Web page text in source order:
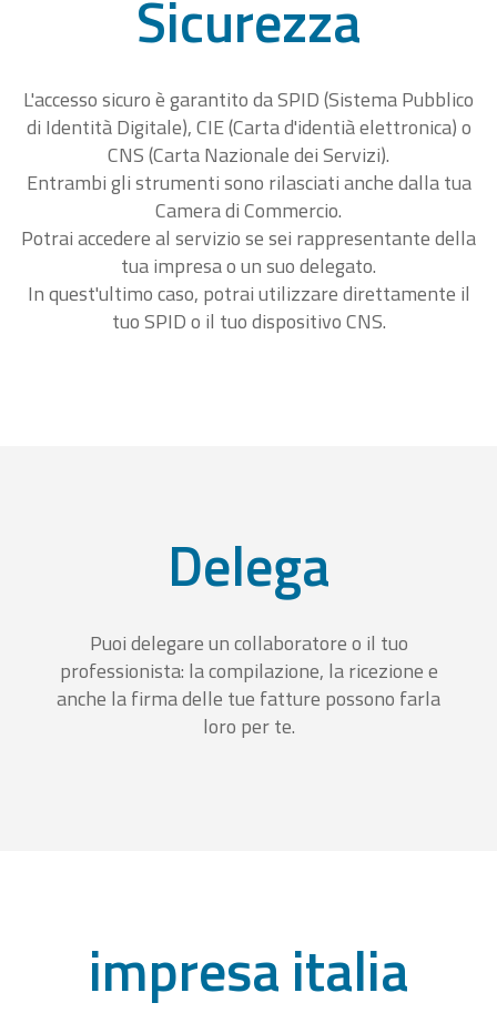
Sicurezza
L'accesso sicuro è garantito da SPID (Sistema Pubblico
di Identità Digitale), CIE (Carta d'identià elettronica) o
CNS (Carta Nazionale dei Servizi).
Entrambi gli strumenti sono rilasciati anche dalla tua
Camera di Commercio.
Potrai accedere al servizio se sei rappresentante della
tua impresa o un suo delegato.
In quest'ultimo caso, potrai utilizzare direttamente il
tuo SPID o il tuo dispositivo CNS.
Delega
Puoi delegare un collaboratore o il tuo
professionista: la compilazione, la ricezione e
anche la firma delle tue fatture possono farla
loro per te.
impresa italia